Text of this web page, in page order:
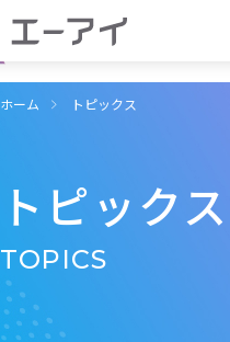
ホーム トピックス
トピックス
TOPICS